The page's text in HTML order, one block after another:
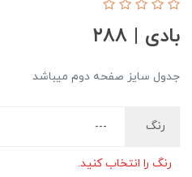
بادی | ۲88
جدول سایز صفحه دوم میباشد
رنگ
رنگ را انتخاب کنید.